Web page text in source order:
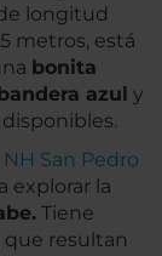
longitud
metros, está
bonita
azul y
disponibles.
NH San Pedro
explorar la
Tiene
resultan